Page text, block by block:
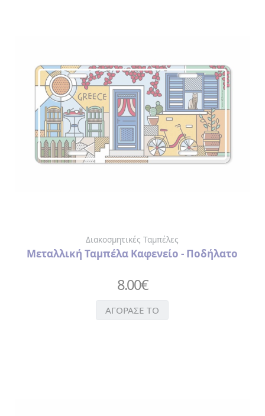
Διακοσμητικές Ταμπέλες
Μεταλλική Ταμπέλα Καφενείο - Ποδήλατο
8.00€
ΑΓΟΡΑΣΕ ΤΟ